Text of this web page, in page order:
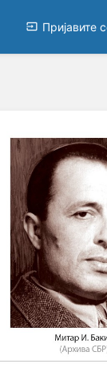
Пријавите